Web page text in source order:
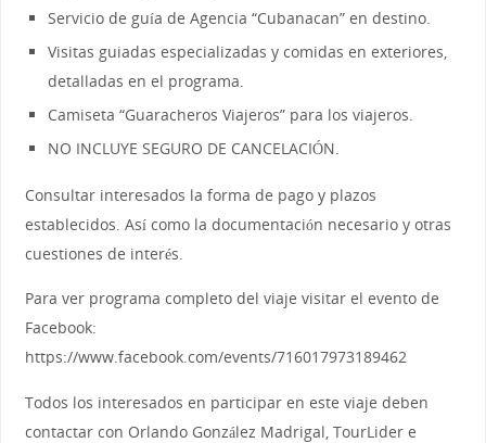
Servicio de guía de Agencia “Cubanacan” en destino.
Visitas guiadas especializadas y comidas en exteriores,
detalladas en el programa.
Camiseta “Guaracheros Viajeros” para los viajeros.
NO INCLUYE SEGURO DE CANCELACIÓN.
Consultar interesados la forma de pago y plazos
establecidos. Así como la documentación necesario y otras
cuestiones de interés.
Para ver programa completo del viaje visitar el evento de
Facebook:
https://www.facebook.com/events/716017973189462
Todos los interesados en participar en este viaje deben
contactar con Orlando González Madrigal, TourLider e